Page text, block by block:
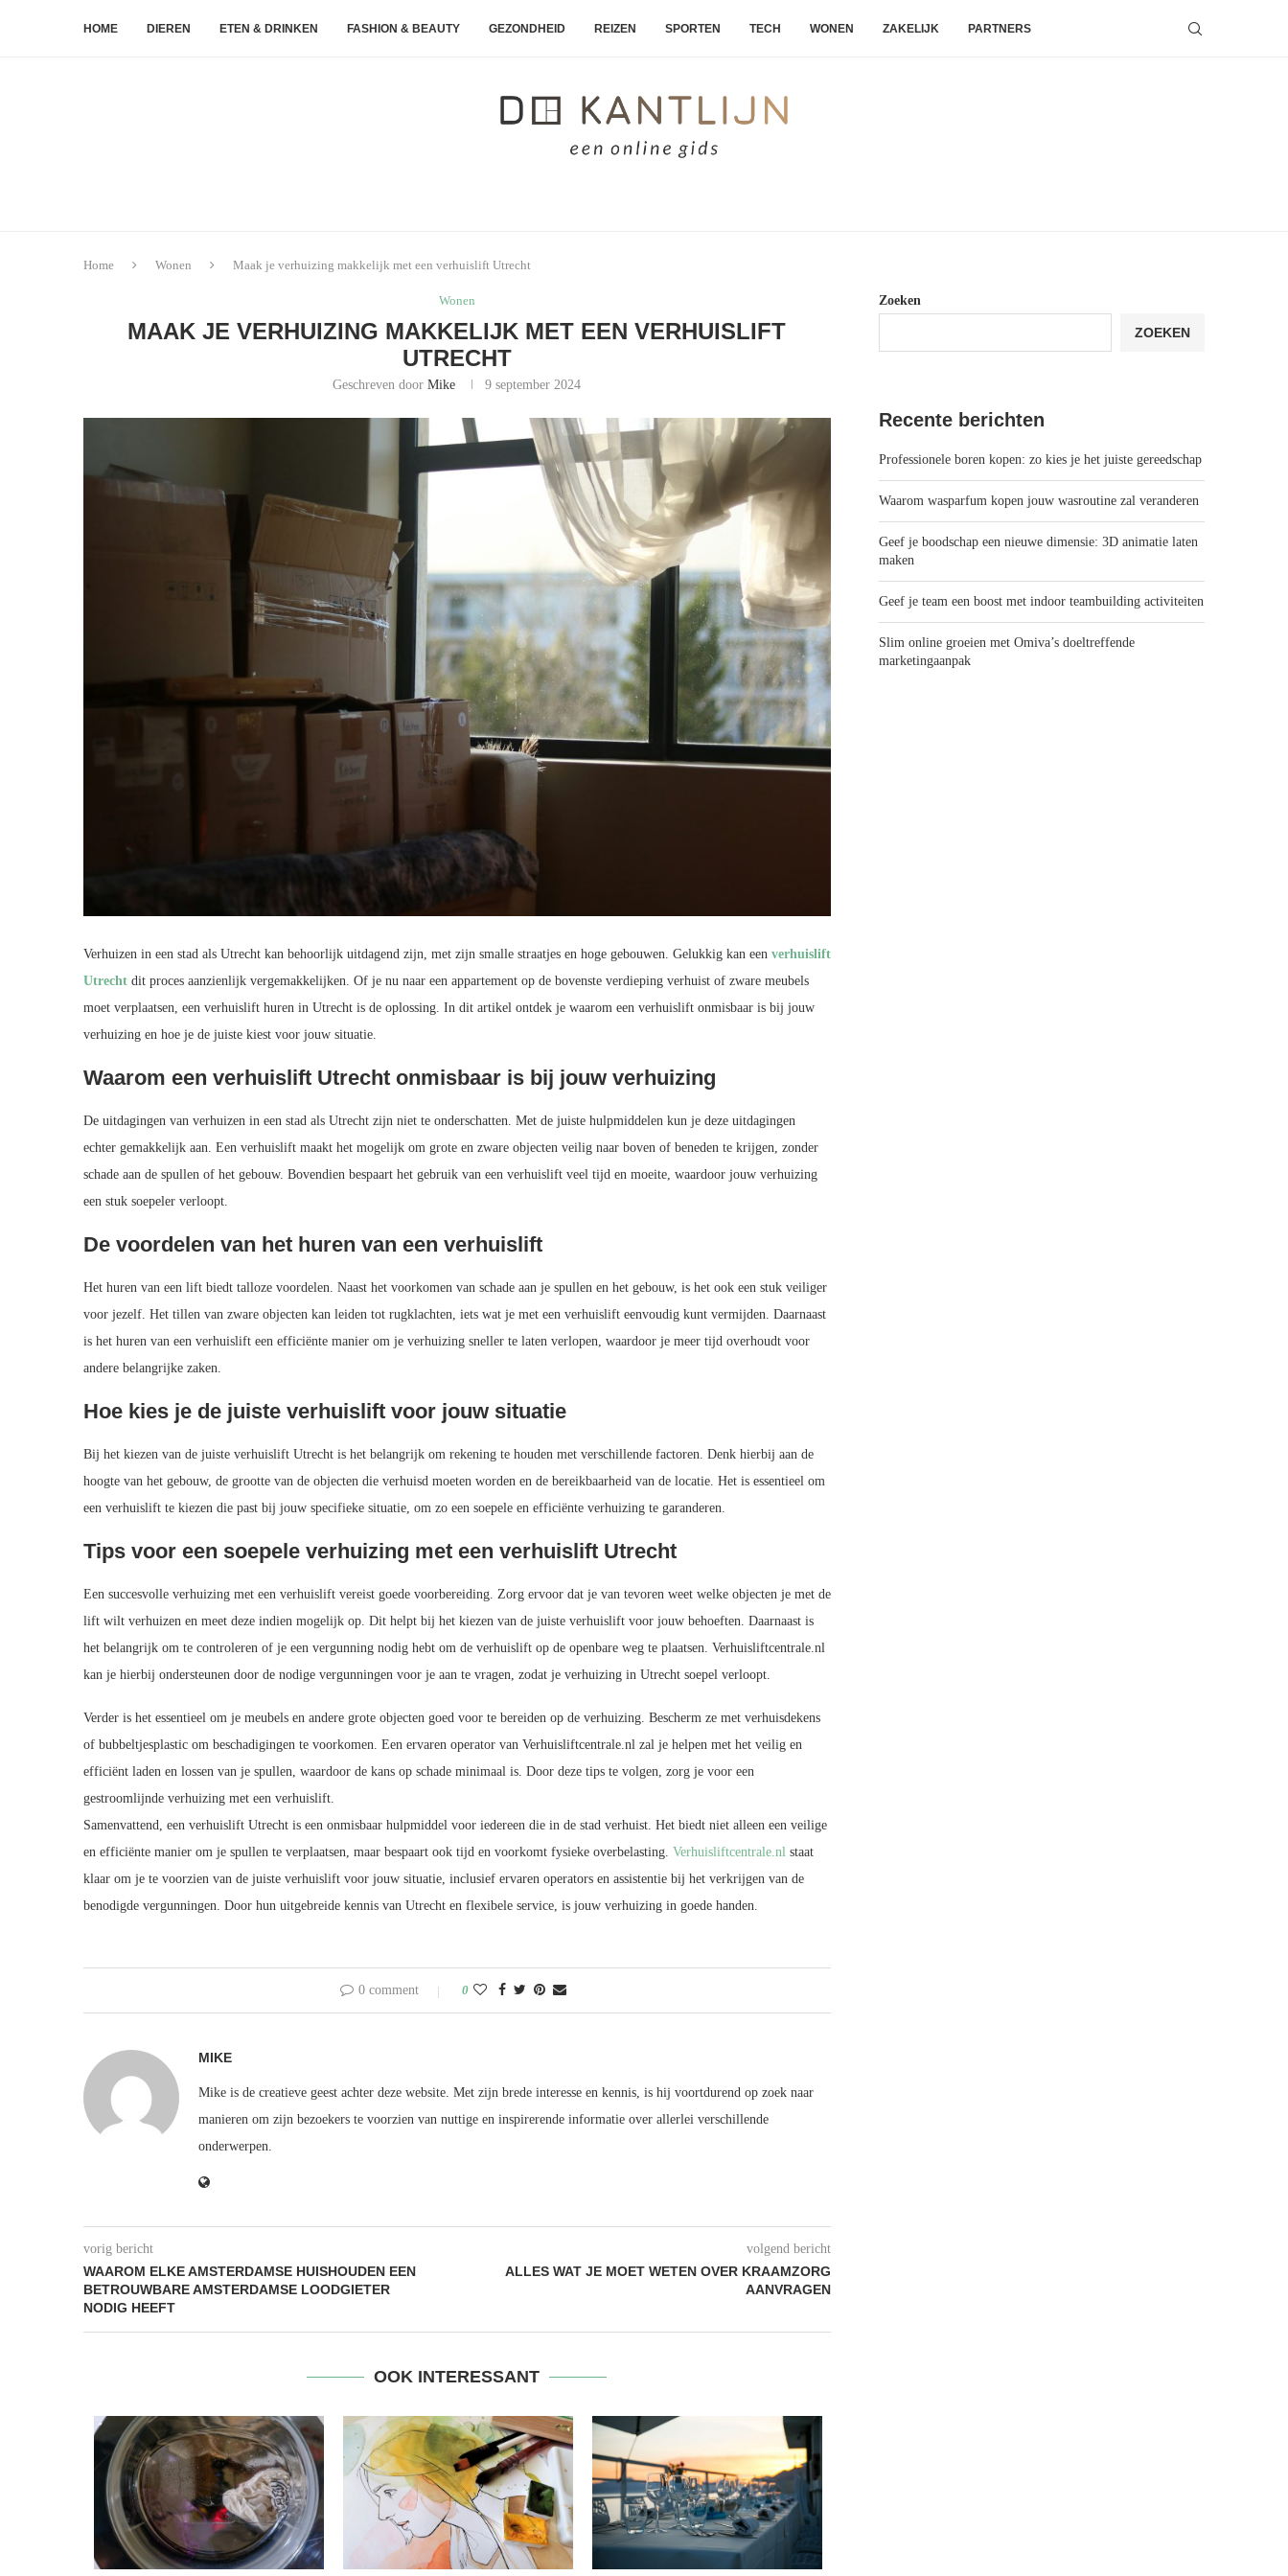
HOME DIEREN ETEN & DRINKEN FASHION & BEAUTY GEZONDHEID REIZEN SPORTEN TECH WONEN ZAKELIJK PARTNERS
Home Wonen Maak je verhuizing makkelijk met een verhuislift Utrecht
Wonen
MAAK JE VERHUIZING MAKKELIJK MET EEN VERHUISLIFT
UTRECHT
Geschreven doorMike 9 september 2024
Verhuizen in een stad als Utrecht kan behoorlijk uitdagend zijn, met zijn smalle straatjes en hoge gebouwen. Gelukkig kan een verhuislift
Utrecht dit proces aanzienlijk vergemakkelijken. Of je nu naar een appartement op de bovenste verdieping verhuist of zware meubels
moet verplaatsen, een verhuislift huren in Utrecht is de oplossing. In dit artikel ontdek je waarom een verhuislift onmisbaar is bij jouw
verhuizing en hoe je de juiste kiest voor jouw situatie.
Waarom een verhuislift Utrecht onmisbaar is bij jouw verhuizing
De uitdagingen van verhuizen in een stad als Utrecht zijn niet te onderschatten. Met de juiste hulpmiddelen kun je deze uitdagingen
echter gemakkelijk aan. Een verhuislift maakt het mogelijk om grote en zware objecten veilig naar boven of beneden te krijgen, zonder
schade aan de spullen of het gebouw. Bovendien bespaart het gebruik van een verhuislift veel tijd en moeite, waardoor jouw verhuizing
een stuk soepeler verloopt.
De voordelen van het huren van een verhuislift
Het huren van een lift biedt talloze voordelen. Naast het voorkomen van schade aan je spullen en het gebouw, is het ook een stuk veiliger
voor jezelf. Het tillen van zware objecten kan leiden tot rugklachten, iets wat je met een verhuislift eenvoudig kunt vermijden. Daarnaast
is het huren van een verhuislift een efficiënte manier om je verhuizing sneller te laten verlopen, waardoor je meer tijd overhoudt voor
andere belangrijke zaken.
Hoe kies je de juiste verhuislift voor jouw situatie
Bij het kiezen van de juiste verhuislift Utrecht is het belangrijk om rekening te houden met verschillende factoren. Denk hierbij aan de
hoogte van het gebouw, de grootte van de objecten die verhuisd moeten worden en de bereikbaarheid van de locatie. Het is essentieel om
een verhuislift te kiezen die past bij jouw specifieke situatie, om zo een soepele en efficiënte verhuizing te garanderen.
Tips voor een soepele verhuizing met een verhuislift Utrecht
Een succesvolle verhuizing met een verhuislift vereist goede voorbereiding. Zorg ervoor dat je van tevoren weet welke objecten je met de
lift wilt verhuizen en meet deze indien mogelijk op. Dit helpt bij het kiezen van de juiste verhuislift voor jouw behoeften. Daarnaast is
het belangrijk om te controleren of je een vergunning nodig hebt om de verhuislift op de openbare weg te plaatsen. Verhuisliftcentrale.nl
kan je hierbij ondersteunen door de nodige vergunningen voor je aan te vragen, zodat je verhuizing in Utrecht soepel verloopt.
Verder is het essentieel om je meubels en andere grote objecten goed voor te bereiden op de verhuizing. Bescherm ze met verhuisdekens
of bubbeltjesplastic om beschadigingen te voorkomen. Een ervaren operator van Verhuisliftcentrale.nl zal je helpen met het veilig en
efficiënt laden en lossen van je spullen, waardoor de kans op schade minimaal is. Door deze tips te volgen, zorg je voor een
gestroomlijnde verhuizing met een verhuislift.
Samenvattend, een verhuislift Utrecht is een onmisbaar hulpmiddel voor iedereen die in de stad verhuist. Het biedt niet alleen een veilige
en efficiënte manier om je spullen te verplaatsen, maar bespaart ook tijd en voorkomt fysieke overbelasting. Verhuisliftcentrale.nl staat
klaar om je te voorzien van de juiste verhuislift voor jouw situatie, inclusief ervaren operators en assistentie bij het verkrijgen van de
benodigde vergunningen. Door hun uitgebreide kennis van Utrecht en flexibele service, is jouw verhuizing in goede handen.
0 comment 0
MIKE
Mike is de creatieve geest achter deze website. Met zijn brede interesse en kennis, is hij voortdurend op zoek naar
manieren om zijn bezoekers te voorzien van nuttige en inspirerende informatie over allerlei verschillende
onderwerpen.
vorig bericht
WAAROM ELKE AMSTERDAMSE HUISHOUDEN EEN
BETROUWBARE AMSTERDAMSE LOODGIETER
NODIG HEEFT
volgend bericht
ALLES WAT JE MOET WETEN OVER KRAAMZORG
AANVRAGEN
OOK INTERESSANT
Zoeken
ZOEKEN
Recente berichten
Professionele boren kopen: zo kies je het juiste gereedschap
Waarom wasparfum kopen jouw wasroutine zal veranderen
Geef je boodschap een nieuwe dimensie: 3D animatie laten
maken
Geef je team een boost met indoor teambuilding activiteiten
Slim online groeien met Omiva’s doeltreffende
marketingaanpak